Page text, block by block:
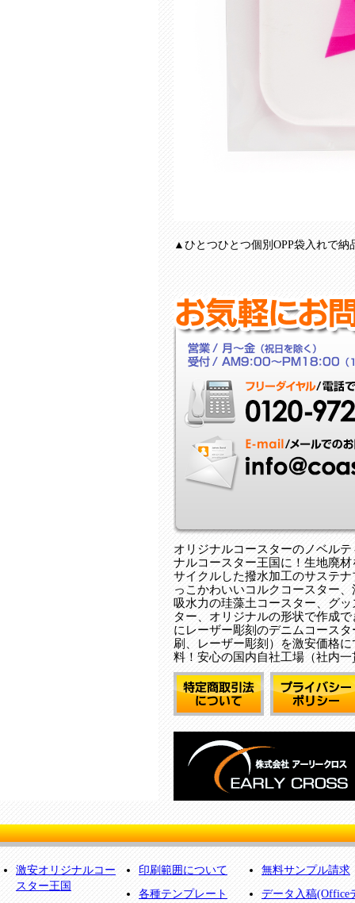
▲ひとつひとつ個別OPP袋入れで納
オリジナルコースターのノベル
ナルコースター王国に！ 生地廃
サイクルした撥水加工のサステ
っこかわいいコルクコースター
吸水力の珪藻土コースター、グ
ター、オリジナルの形状で作成
にレーザー彫刻のデニムコース
刷、レーザー彫刻）を激安価格
料！安心の国内自社工場（社内
激安オリジナルコー
スター王国
印刷範囲について
各種テンプレート
無料サンプル請求
データ入稿(Office